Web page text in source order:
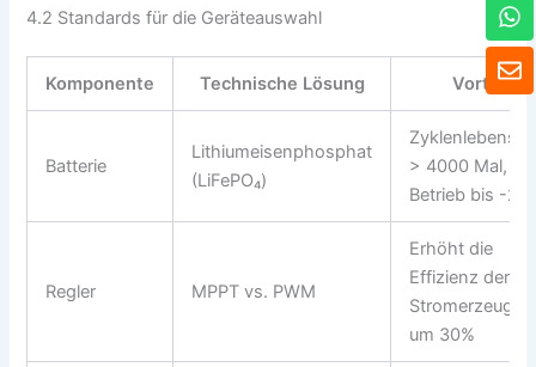
4.2 Standards für die Geräteauswahl
Komponente Technische Lösung Vorteile
Batterie
Lithiumeisenphosphat
(LiFePO₄)
> 4000 Mal,
Betrieb bis -
Regler MPPT vs. PWM
Erhöht die
Effizienz der
um 30%
U
m
s
c
h
a
g
h
a
t
s
p